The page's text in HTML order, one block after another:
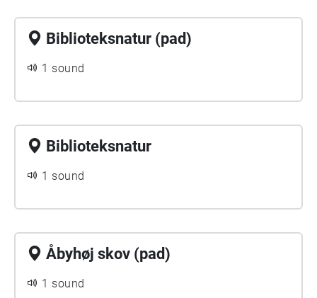
Biblioteksnatur (pad)
1 sound
Biblioteksnatur
1 sound
Åbyhøj skov (pad)
1 sound